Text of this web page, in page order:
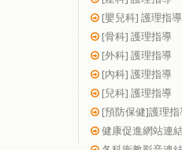
[嬰兒科] 護理指導
[骨科] 護理指導
[外科] 護理指導
[內科] 護理指導
[兒科] 護理指導
[預防保健]護理指
健康促進網站連